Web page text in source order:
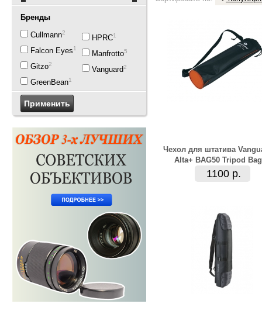
Бренды
Cullmann2
Falcon Eyes1
Gitzo2
GreenBean1
HPRC1
Manfrotto5
Vanguard2
Чехол для штатива
Alta+ BAG50 Tripod Bag
1100 р.